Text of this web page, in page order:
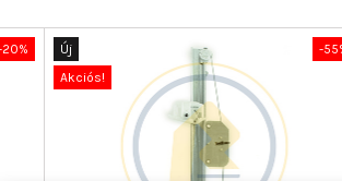
20% -
Új
Akciós!